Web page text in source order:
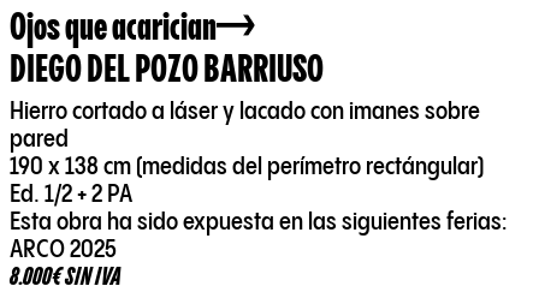
Ojos que acarician
DIEGO DEL POZO BARRIUSO
Hierro cortado a láser y lacado con imanes sobre
pared
190 x 138 cm (medidas del perímetro rectángular)
Ed. 1/2 + 2 PA
Esta obra ha sido expuesta en las siguientes ferias:
ARCO 2025
8.000€ SIN IVA